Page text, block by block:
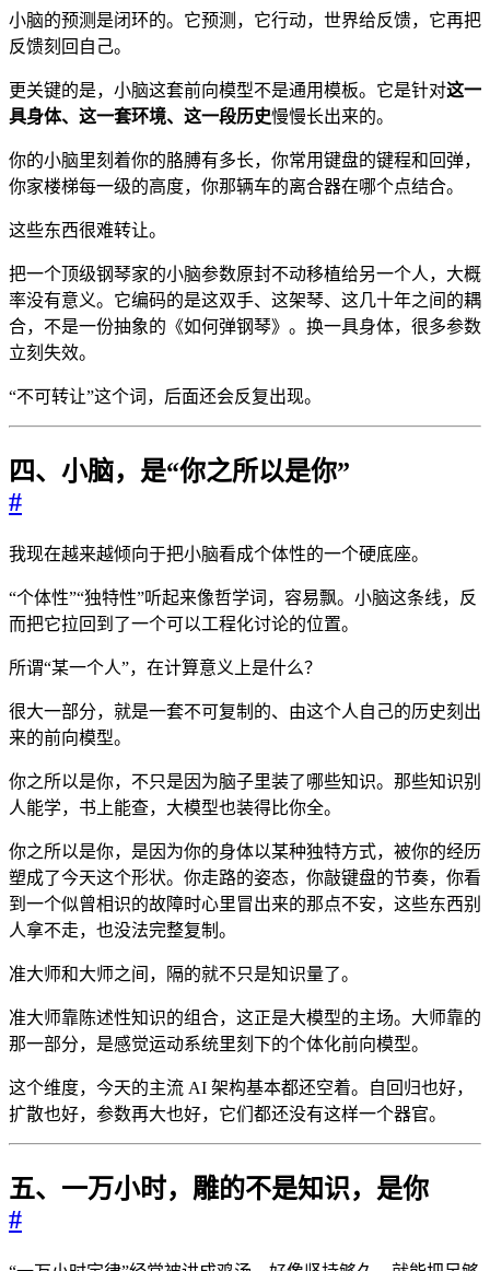
小脑的预测是闭环的。它预测，它行动，世界给反馈，它再把
反馈刻回自己。
更关键的是，小脑这套前向模型不是通用模板。它是针对这一
具身体、这一套环境、这一段历史慢慢长出来的。
你的小脑里刻着你的胳膊有多长，你常用键盘的键程和回弹，
你家楼梯每一级的高度，你那辆车的离合器在哪个点结合。
这些东西很难转让。
把一个顶级钢琴家的小脑参数原封不动移植给另一个人，大概
率没有意义。它编码的是这双手、这架琴、这几十年之间的耦
合，不是一份抽象的《如何弹钢琴》。换一具身体，很多参数
立刻失效。
“不可转让”这个词，后面还会反复出现。
四、小脑，是“你之所以是你”
#
我现在越来越倾向于把小脑看成个体性的一个硬底座。
“个体性”“独特性”听起来像哲学词，容易飘。小脑这条线，反
而把它拉回到了一个可以工程化讨论的位置。
所谓“某一个人”，在计算意义上是什么？
很大一部分，就是一套不可复制的、由这个人自己的历史刻出
来的前向模型。
你之所以是你，不只是因为脑子里装了哪些知识。那些知识别
人能学，书上能查，大模型也装得比你全。
你之所以是你，是因为你的身体以某种独特方式，被你的经历
塑成了今天这个形状。你走路的姿态，你敲键盘的节奏，你看
到一个似曾相识的故障时心里冒出来的那点不安，这些东西别
人拿不走，也没法完整复制。
准大师和大师之间，隔的就不只是知识量了。
准大师靠陈述性知识的组合，这正是大模型的主场。大师靠的
那一部分，是感觉运动系统里刻下的个体化前向模型。
这个维度，今天的主流 AI 架构基本都还空着。自回归也好，
扩散也好，参数再大也好，它们都还没有这样一个器官。
五、一万小时，雕的不是知识，是你
#